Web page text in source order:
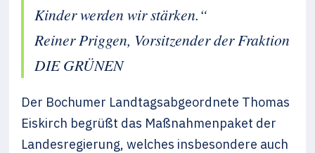
Kinder werden wir stärken.“
Reiner Priggen, Vorsitzender der Fraktion
DIE GRÜNEN
Der Bochumer Landtagsabgeordnete Thomas
Eiskirch begrüßt das Maßnahmenpaket der
Landesregierung, welches insbesondere auch